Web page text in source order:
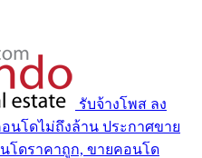
รับจ้างโพส ลง
นโดไม่ถึงล้าน ประกาศขาย
โดราคาถูก, ขายคอนโด